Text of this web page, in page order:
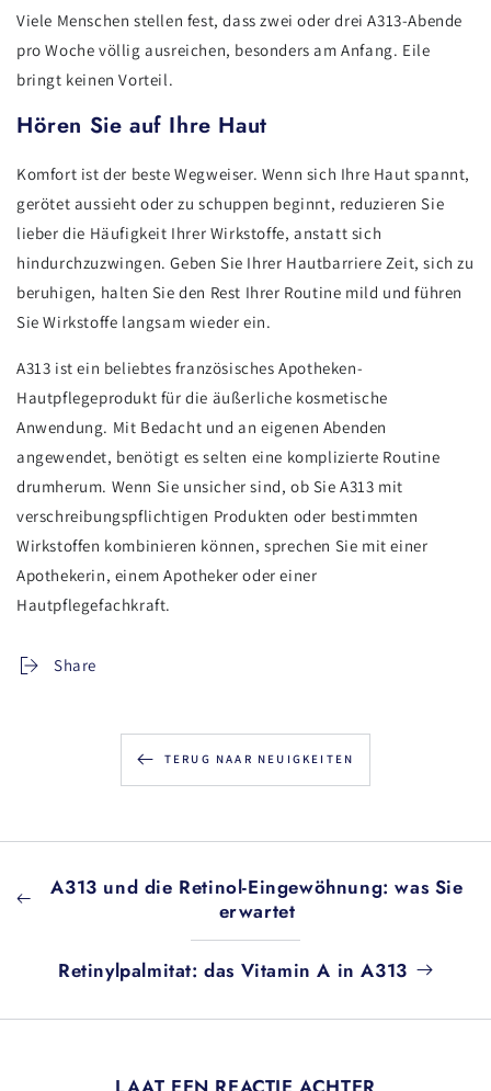
Viele Menschen stellen fest, dass zwei oder drei A313-Abende
pro Woche völlig ausreichen, besonders am Anfang. Eile
bringt keinen Vorteil.
Hören Sie auf Ihre Haut
Komfort ist der beste Wegweiser. Wenn sich Ihre Haut spannt,
gerötet aussieht oder zu schuppen beginnt, reduzieren Sie
lieber die Häufigkeit Ihrer Wirkstoffe, anstatt sich
hindurchzuzwingen. Geben Sie Ihrer Hautbarriere Zeit, sich zu
beruhigen, halten Sie den Rest Ihrer Routine mild und führen
Sie Wirkstoffe langsam wieder ein.
A313 ist ein beliebtes französisches Apotheken-
Hautpflegeprodukt für die äußerliche kosmetische
Anwendung. Mit Bedacht und an eigenen Abenden
angewendet, benötigt es selten eine komplizierte Routine
drumherum. Wenn Sie unsicher sind, ob Sie A313 mit
verschreibungspflichtigen Produkten oder bestimmten
Wirkstoffen kombinieren können, sprechen Sie mit einer
Apothekerin, einem Apotheker oder einer
Hautpflegefachkraft.
Share
TERUG NAAR NEUIGKEITEN
A313 und die Retinol-Eingewöhnung: was Sie
erwartet
Retinylpalmitat: das Vitamin A in A313